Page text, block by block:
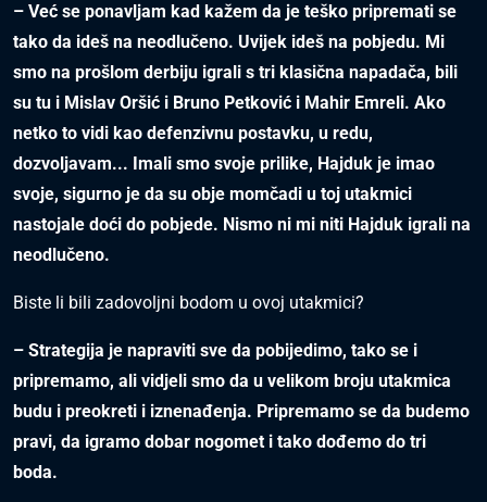
– Već se ponavljam kad kažem da je teško pripremati se
tako da ideš na neodlučeno. Uvijek ideš na pobjedu. Mi
smo na prošlom derbiju igrali s tri klasična napadača, bili
su tu i Mislav Oršić i Bruno Petković i Mahir Emreli. Ako
netko to vidi kao defenzivnu postavku, u redu,
dozvoljavam... Imali smo svoje prilike, Hajduk je imao
svoje, sigurno je da su obje momčadi u toj utakmici
nastojale doći do pobjede. Nismo ni mi niti Hajduk igrali na
neodlučeno.
Biste li bili zadovoljni bodom u ovoj utakmici?
– Strategija je napraviti sve da pobijedimo, tako se i
pripremamo, ali vidjeli smo da u velikom broju utakmica
budu i preokreti i iznenađenja. Pripremamo se da budemo
pravi, da igramo dobar nogomet i tako dođemo do tri
boda.